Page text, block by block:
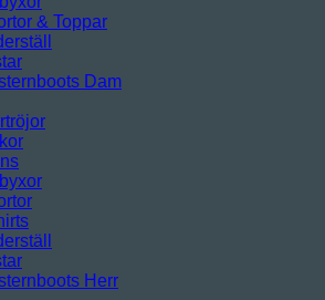
& Toppar
Dam
Herr